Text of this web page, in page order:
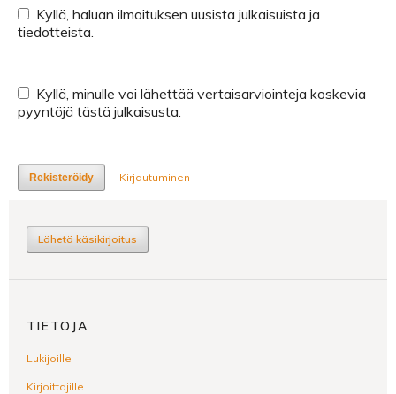
tiedotteista.
pyyntöjä tästä julkaisusta.
Rekisteröidy Kirjautuminen
Lähetä käsikirjoitus
TIETOJA
Lukijoille
Kirjoittajille